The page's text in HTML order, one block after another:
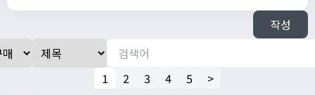
작성
1 2 3 4 5 >